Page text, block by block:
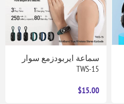
سماعة ايربودزمع سوار
TWS-15
$15.00